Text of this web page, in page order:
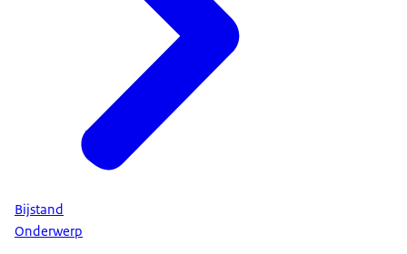
Bijstand
Onderwerp